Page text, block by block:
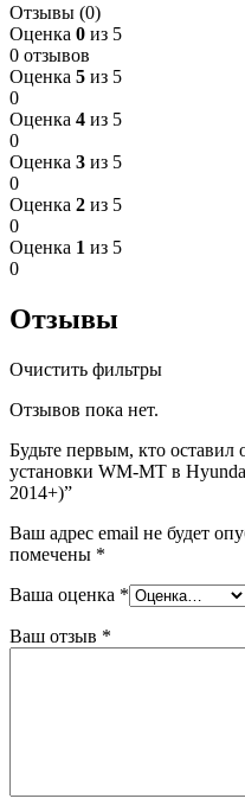
Отзывы (0)
Оценка 0 из 5
0 отзывов
Оценка 5 из 5
0
Оценка 4 из 5
0
Оценка 3 из 5
0
Оценка 2 из 5
0
Оценка 1 из 5
0
Отзывы
Очистить фильтры
Отзывов пока нет.
Будьте первым, кто
установки WM-MT в
2014+)”
Ваш адрес email не будет
помечены *
Ваша оценка *
Ваш отзыв *